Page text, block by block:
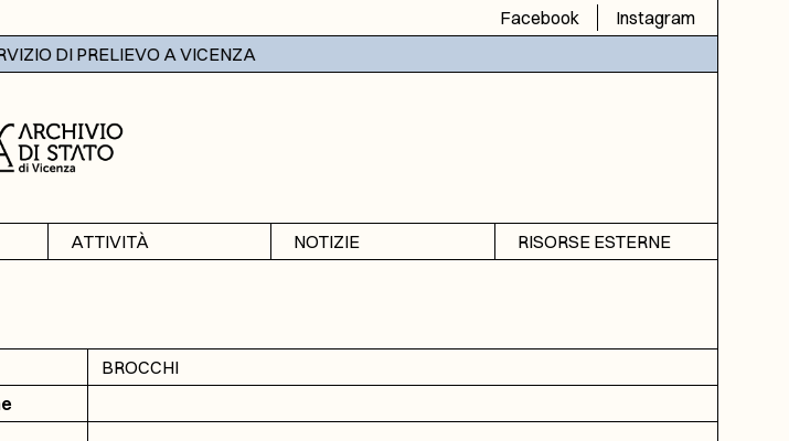
Facebook
Instagram
DI PRELIEVO A VICENZA
ATTIVITÀ
NOTIZIE
RISORSE ESTERNE
DGA
ICAR
BROCCHI